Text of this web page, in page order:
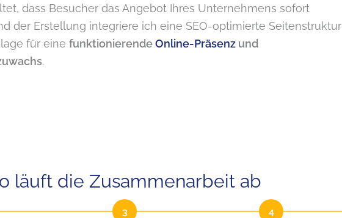
dass Besucher das Angebot Ihres Unternehmens sofort
der Erstellung integriere ich eine SEO-optimierte Seitenstruktur
für eine funktionierendeOnline-Präsenz und
.
läuft die Zusammenarbeit ab
3 4